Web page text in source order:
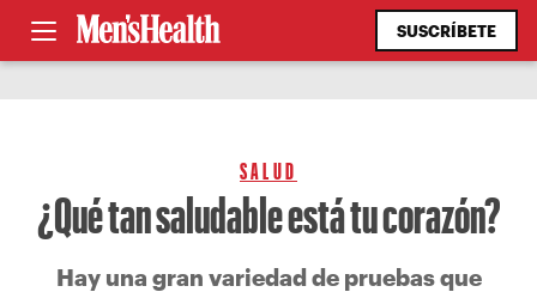
SUSCRÍBETE
SALUD
¿Qué tan saludable está tu corazón?
Hay una gran variedad de pruebas que